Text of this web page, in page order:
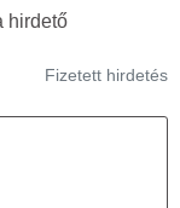
hirdető
Fizetett hirdetés